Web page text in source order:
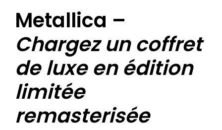
Metallica –
Chargez un coffret
de luxe en édition
limitée
remasterisée